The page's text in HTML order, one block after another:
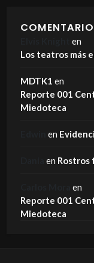
en
Los teatros más
MDTK1 en
Reporte 001
Miedoteca
en
en Rostros
en
Reporte 001
Miedoteca